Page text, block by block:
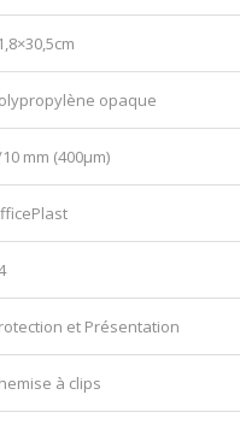
opaque
mm (400µm)
et Présentation
à clips